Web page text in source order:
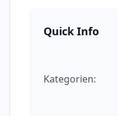
Quick Info
Kategorien: